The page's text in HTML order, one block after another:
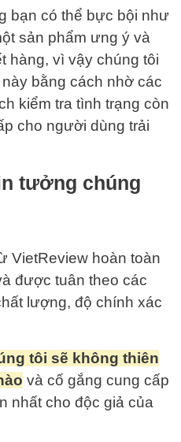
bạn có thể bực bội như
sản phẩm ưng ý và
hàng, vì vậy chúng tôi
bằng cách nhờ các
kiểm tra tình trạng còn
cho người dùng trải
tưởng chúng
VietReview hoàn toàn
được tuân theo các
lượng, độ chính xác
tôi sẽ không thiên
và cố gắng cung cấp
nhất cho độc giả của